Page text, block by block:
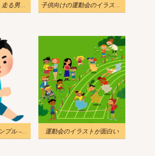
運動会のイラスト – 走る男の子 子供向けの運動会のイラスト – ランニングレース
運動会 イラスト シンプル – 走る男の子 運動会のイラストが面白い